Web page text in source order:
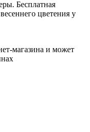
Бесплатная
цветения у
магазина и может